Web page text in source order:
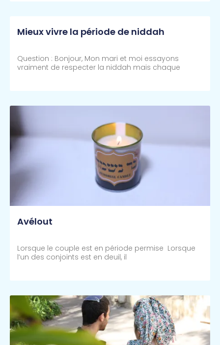
Mieux vivre la période de niddah
Question : Bonjour, Mon mari et moi essayons
vraiment de respecter la niddah mais chaque
Avélout
Lorsque le couple est en période permise Lorsque
l’un des conjoints est en deuil, il